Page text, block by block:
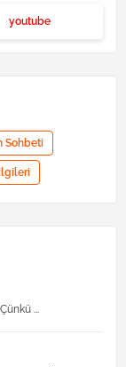
youtube
Sohbeti
...